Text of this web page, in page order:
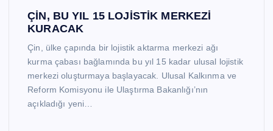
ÇİN, BU YIL 15 LOJİSTİK MERKEZİ
KURACAK
Çin, ülke çapında bir lojistik aktarma merkezi ağı
kurma çabası bağlamında bu yıl 15 kadar ulusal lojistik
merkezi oluşturmaya başlayacak. Ulusal Kalkınma ve
Reform Komisyonu ile Ulaştırma Bakanlığı’nın
açıkladığı yeni…